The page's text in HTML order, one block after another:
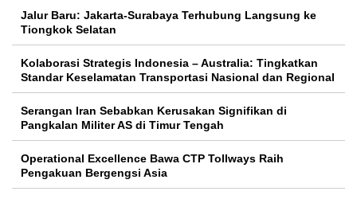
Jalur Baru: Jakarta-Surabaya Terhubung Langsung ke
Tiongkok Selatan
Kolaborasi Strategis Indonesia – Australia: Tingkatkan
Standar Keselamatan Transportasi Nasional dan Regional
Serangan Iran Sebabkan Kerusakan Signifikan di
Pangkalan Militer AS di Timur Tengah
Operational Excellence Bawa CTP Tollways Raih
Pengakuan Bergengsi Asia